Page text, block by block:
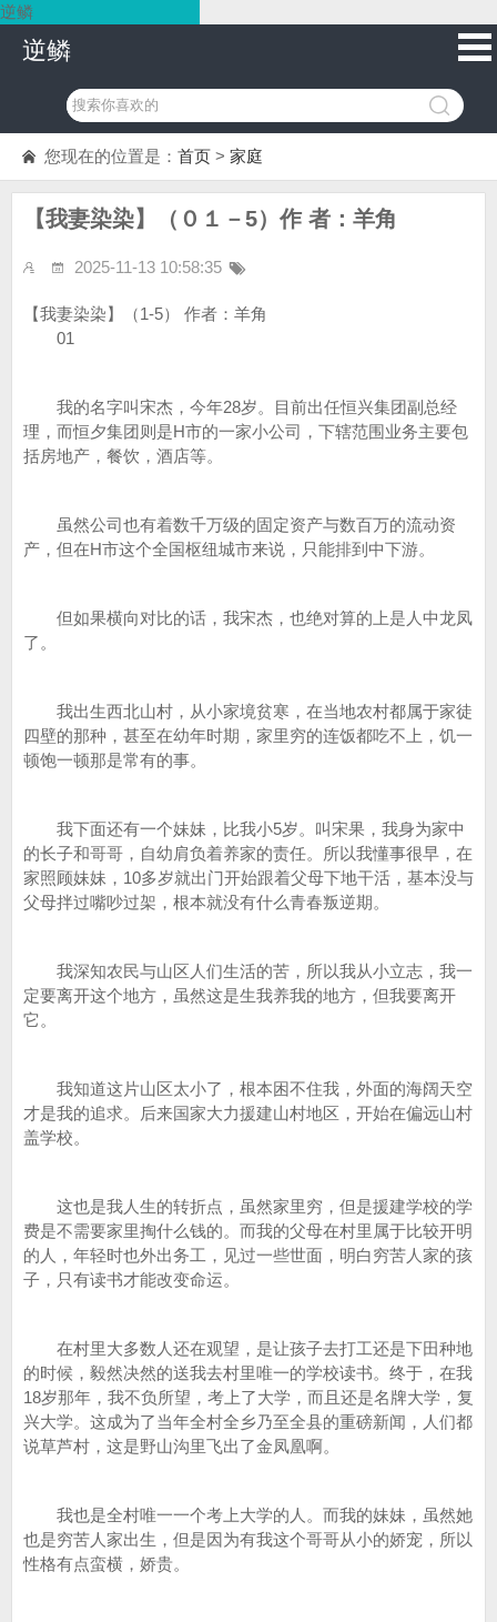
逆鳞
逆鳞
您现在的位置是： 首页 > 家庭
【我妻染染】（０１－5）作 者：羊角
2025-11-13 10:58:35
【我妻染染】（1-5） 作者：羊角
01
我的名字叫宋杰，今年28岁。目前出任恒兴集团副总经
理，而恒夕集团则是H市的一家小公司，下辖范围业务主要包
括房地产，餐饮，酒店等。
虽然公司也有着数千万级的固定资产与数百万的流动资
产，但在H市这个全国枢纽城市来说，只能排到中下游。
但如果横向对比的话，我宋杰，也绝对算的上是人中龙凤
了。
我出生西北山村，从小家境贫寒，在当地农村都属于家徒
四壁的那种，甚至在幼年时期，家里穷的连饭都吃不上，饥一
顿饱一顿那是常有的事。
我下面还有一个妹妹，比我小5岁。叫宋果，我身为家中
的长子和哥哥，自幼肩负着养家的责任。所以我懂事很早，在
家照顾妹妹，10多岁就出门开始跟着父母下地干活，基本没与
父母拌过嘴吵过架，根本就没有什么青春叛逆期。
我深知农民与山区人们生活的苦，所以我从小立志，我一
定要离开这个地方，虽然这是生我养我的地方，但我要离开
它。
我知道这片山区太小了，根本困不住我，外面的海阔天空
才是我的追求。后来国家大力援建山村地区，开始在偏远山村
盖学校。
这也是我人生的转折点，虽然家里穷，但是援建学校的学
费是不需要家里掏什么钱的。而我的父母在村里属于比较开明
的人，年轻时也外出务工，见过一些世面，明白穷苦人家的孩
子，只有读书才能改变命运。
在村里大多数人还在观望，是让孩子去打工还是下田种地
的时候，毅然决然的送我去村里唯一的学校读书。终于，在我
18岁那年，我不负所望，考上了大学，而且还是名牌大学，复
兴大学。这成为了当年全村全乡乃至全县的重磅新闻，人们都
说草芦村，这是野山沟里飞出了金凤凰啊。
我也是全村唯一一个考上大学的人。而我的妹妹，虽然她
也是穷苦人家出生，但是因为有我这个哥哥从小的娇宠，所以
性格有点蛮横，娇贵。